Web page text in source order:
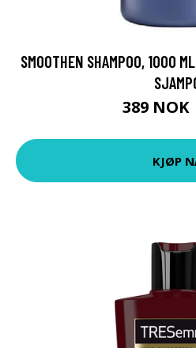
SMOOTHEN SHAMPOO, 1000
389 NOK
KJØP